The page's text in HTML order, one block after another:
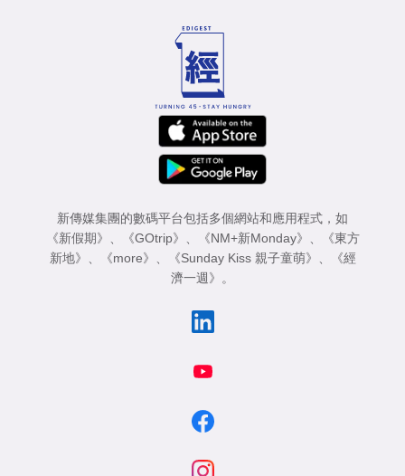
新傳媒集團的數碼平台包括多個網站和應用程式，如
《新假期》 、 《GOtrip》 、 《NM+新Monday》 、
《東方
新地》 、 《more》 、 《Sunday Kiss 親子童萌》 、
《經
濟一週》 。